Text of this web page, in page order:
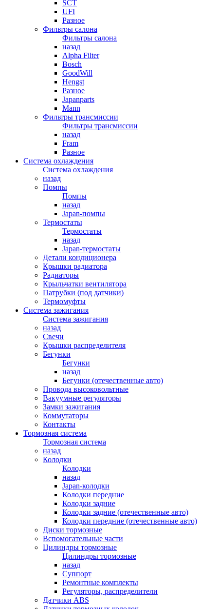
SCT
UFI
Разное
Фильтры салона
Фильтры салона
назад
Alpha Filter
Bosch
GoodWill
Hengst
Разное
Japanparts
Mann
Фильтры трансмиссии
Фильтры трансмиссии
назад
Fram
Разное
Система охлаждения
Система охлаждения
назад
Помпы
Помпы
назад
Japan-помпы
Термостаты
Термостаты
назад
Japan-термостаты
Детали кондиционера
Крышки радиатора
Радиаторы
Крыльчатки вентилятора
Патрубки (под датчики)
Термомуфты
Система зажигания
Система зажигания
назад
Свечи
Крышки распределителя
Бегунки
Бегунки
назад
Бегунки (отечественные авто)
Провода высоковольтные
Вакуумные регуляторы
Замки зажигания
Коммутаторы
Контакты
Тормозная система
Тормозная система
назад
Колодки
Колодки
назад
Japan-колодки
Колодки передние
Колодки задние
Колодки задние (отечественные авто)
Колодки передние (отечественные авто)
Диски тормозные
Вспомогательные части
Цилиндры тормозные
Цилиндры тормозные
назад
Суппорт
Ремонтные комплекты
Регуляторы, распределители
Датчики ABS